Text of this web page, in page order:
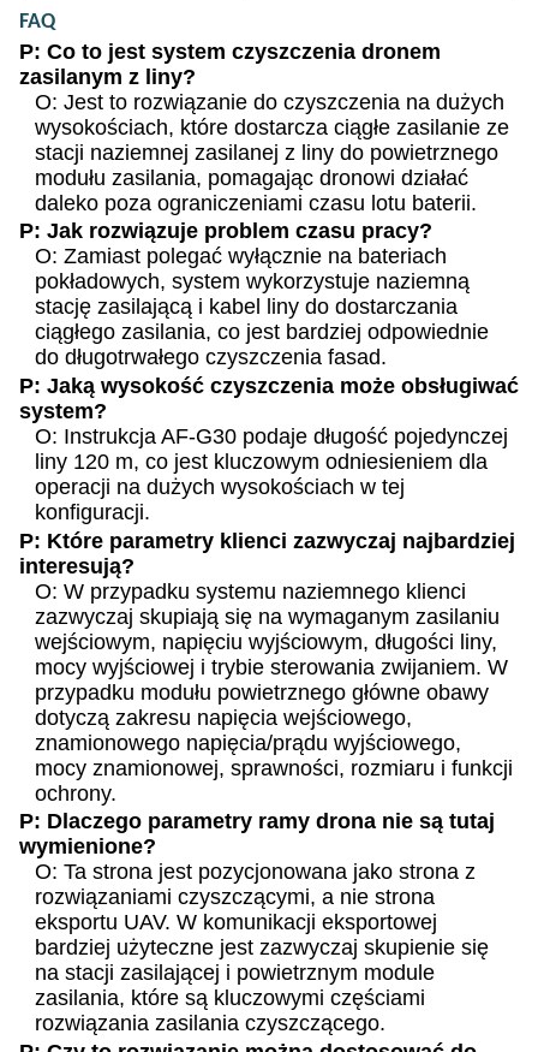
FAQ
P: Co to jest system czyszczenia dronem
zasilanym z liny?
O: Jest to rozwiązanie do czyszczenia na dużych
wysokościach, które dostarcza ciągłe zasilanie ze
stacji naziemnej zasilanej z liny do powietrznego
modułu zasilania, pomagając dronowi działać
daleko poza ograniczeniami czasu lotu baterii.
P: Jak rozwiązuje problem czasu pracy?
O: Zamiast polegać wyłącznie na bateriach
pokładowych, system wykorzystuje naziemną
stację zasilającą i kabel liny do dostarczania
ciągłego zasilania, co jest bardziej odpowiednie
do długotrwałego czyszczenia fasad.
P: Jaką wysokość czyszczenia może obsługiwać
system?
O: Instrukcja AF-G30 podaje długość pojedynczej
liny 120 m, co jest kluczowym odniesieniem dla
operacji na dużych wysokościach w tej
konfiguracji.
P: Które parametry klienci zazwyczaj najbardziej
interesują?
O: W przypadku systemu naziemnego klienci
zazwyczaj skupiają się na wymaganym zasilaniu
wejściowym, napięciu wyjściowym, długości liny,
mocy wyjściowej i trybie sterowania zwijaniem. W
przypadku modułu powietrznego główne obawy
dotyczą zakresu napięcia wejściowego,
znamionowego napięcia/prądu wyjściowego,
mocy znamionowej, sprawności, rozmiaru i funkcji
ochrony.
P: Dlaczego parametry ramy drona nie są tutaj
wymienione?
O: Ta strona jest pozycjonowana jako strona z
rozwiązaniami czyszczącymi, a nie strona
eksportu UAV. W komunikacji eksportowej
bardziej użyteczne jest zazwyczaj skupienie się
na stacji zasilającej i powietrznym module
zasilania, które są kluczowymi częściami
rozwiązania zasilania czyszczącego.